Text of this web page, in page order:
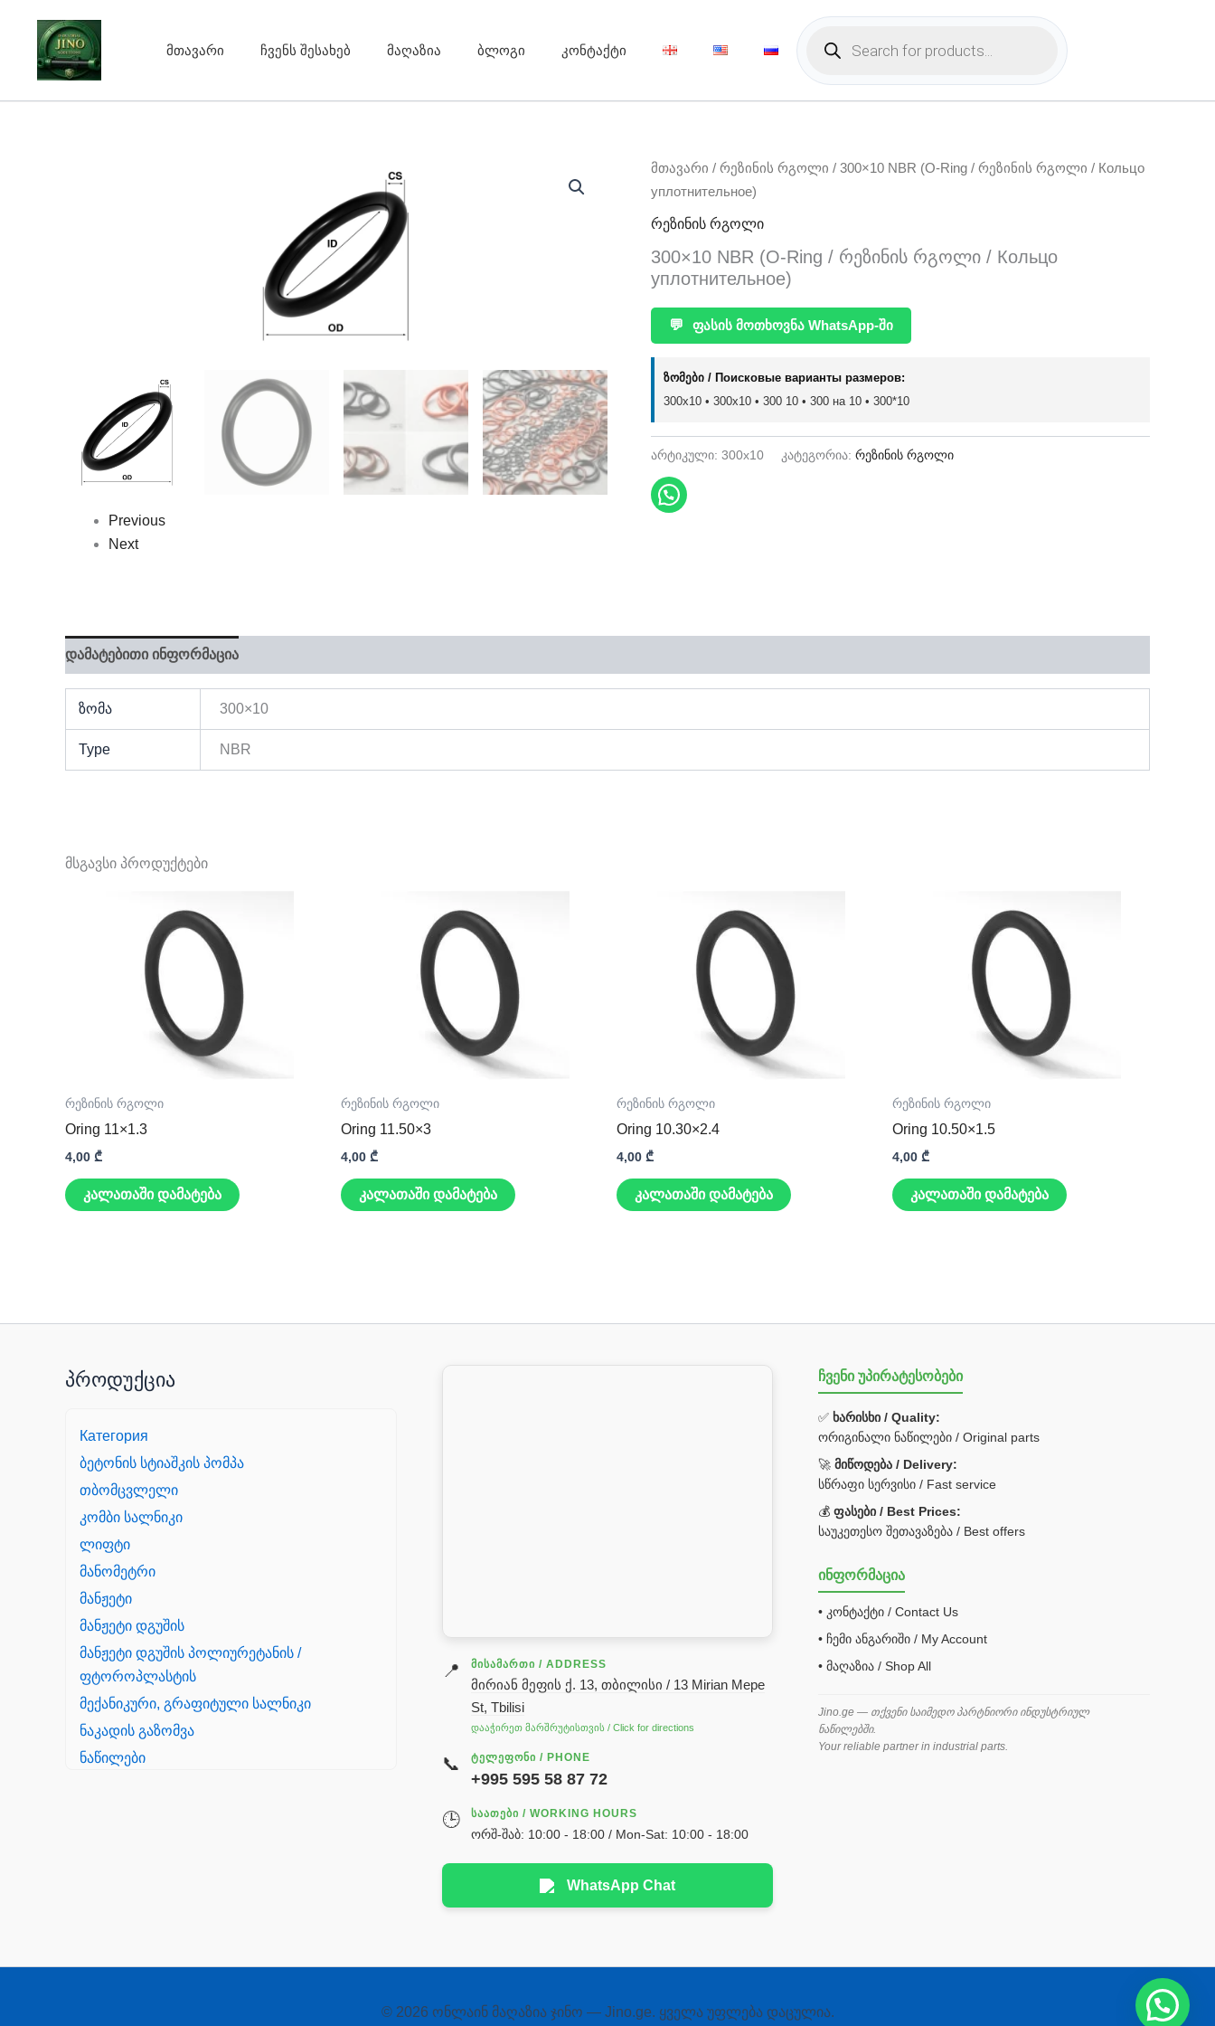
content
მთავარი ჩვენს შესახებ მაღაზია ბლოგი კონტაქტი
Products
search
Previous
Next
მთავარი / რეზინის რგოლი / 300×10 NBR (O-Ring / რეზინის რგოლი / Кольцо
уплотнительное)
რეზინის რგოლი
300×10 NBR (O-Ring / რეზინის რგოლი / Кольцо
уплотнительное)
💬 ფასის მოთხოვნა WhatsApp-ში
ზომები / Поисковые варианты размеров:
300x10 • 300х10 • 300 10 • 300 на 10 • 300*10
არტიკული: 300x10 კატეგორია: რეზინის რგოლი
დამატებითი ინფორმაცია
ზომა 300×10
Type NBR
მსგავსი პროდუქტები
რეზინის რგოლი
Oring 11×1.3
4,00 ₾
კალათაში დამატება
რეზინის რგოლი
Oring 11.50×3
4,00 ₾
კალათაში დამატება
რეზინის რგოლი
Oring 10.30×2.4
4,00 ₾
კალათაში დამატება
რეზინის რგოლი
Oring 10.50×1.5
4,00 ₾
კალათაში დამატება
პროდუქცია
Категория
ბეტონის სტიაშკის პომპა
თბომცვლელი
კომბი სალნიკი
ლიფტი
მანომეტრი
მანჟეტი
მანჟეტი დგუშის
მანჟეტი დგუშის პოლიურეტანის /
ფტოროპლასტის
მექანიკური, გრაფიტული სალნიკი
ნაკადის გაზომვა
ნაწილები
რეზინის რგოლი
📍 ᲛᲘᲡᲐᲛᲐᲠᲗᲘ / ADDRESS
მირიან მეფის ქ. 13, თბილისი / 13 Mirian Mepe
St, Tbilisi
დააჭირეთ მარშრუტისთვის / Click for directions
📞 ᲢᲔᲚᲔᲤᲝᲜᲘ / PHONE
+995 595 58 87 72
🕒 ᲡᲐᲐᲗᲔᲑᲘ / WORKING HOURS
ორშ-შაბ: 10:00 - 18:00 / Mon-Sat: 10:00 - 18:00
WhatsApp Chat
ჩვენი უპირატესობები
✅ ხარისხი / Quality:
ორიგინალი ნაწილები / Original parts
🚀მიწოდება / Delivery:
სწრაფი სერვისი / Fast service
💰ფასები / Best Prices:
საუკეთესო შეთავაზება / Best offers
ინფორმაცია
• კონტაქტი / Contact Us
• ჩემი ანგარიში / My Account
• მაღაზია / Shop All
Jino.ge — თქვენი საიმედო პარტნიორი ინდუსტრიულ
ნაწილებში.
Your reliable partner in industrial parts.
© 2026 ონლაინ მაღაზია ჯინო — Jino.ge. ყველა უფლება დაცულია.